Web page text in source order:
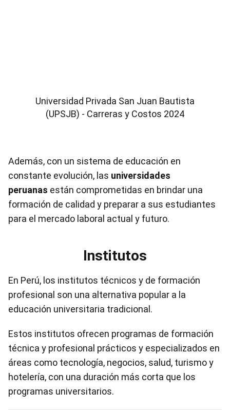
Universidad Privada San Juan Bautista
(UPSJB) - Carreras y Costos 2024
Además, con un sistema de educación en
constante evolución, las universidades
peruanas están comprometidas en brindar una
formación de calidad y preparar a sus estudiantes
para el mercado laboral actual y futuro.
Institutos
En Perú, los institutos técnicos y de formación
profesional son una alternativa popular a la
educación universitaria tradicional.
Estos institutos ofrecen programas de formación
técnica y profesional prácticos y especializados en
áreas como tecnología, negocios, salud, turismo y
hotelería, con una duración más corta que los
programas universitarios.